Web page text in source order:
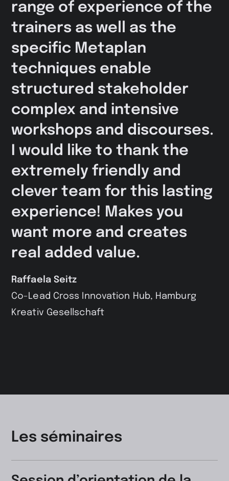
range of experience of the
trainers as well as the
specific Metaplan
techniques enable
structured stakeholder
complex and intensive
workshops and discourses.
I would like to thank the
extremely friendly and
clever team for this lasting
experience! Makes you
want more and creates
real added value.
Raffaela Seitz
Co-Lead Cross Innovation Hub, Hamburg
Kreativ Gesellschaft
Les séminaires